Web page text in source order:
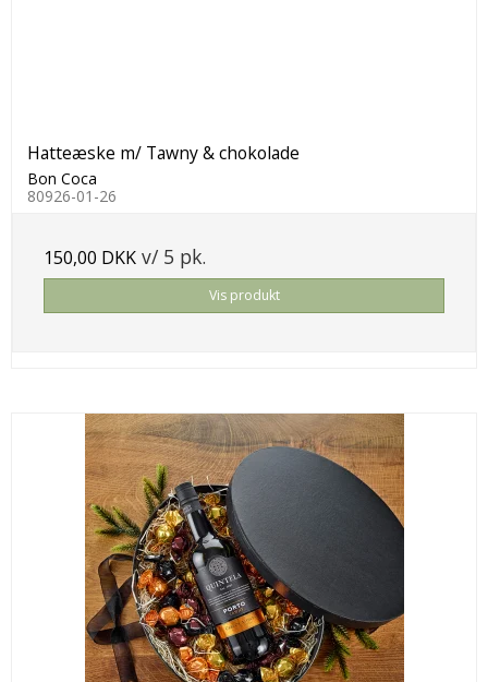
Hatteæske m/ Tawny & chokolade
Bon Coca
80926-01-26
150,00 DKK v/ 5 pk.
Vis produkt